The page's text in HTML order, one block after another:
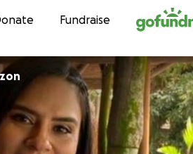
to contentFundraise